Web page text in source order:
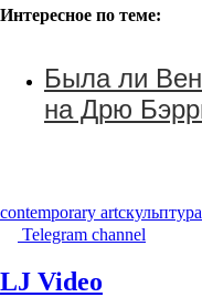
Интересное по теме:
Была ли
на Дрю
contemporary artскульптура
Telegram channel
LJ Video